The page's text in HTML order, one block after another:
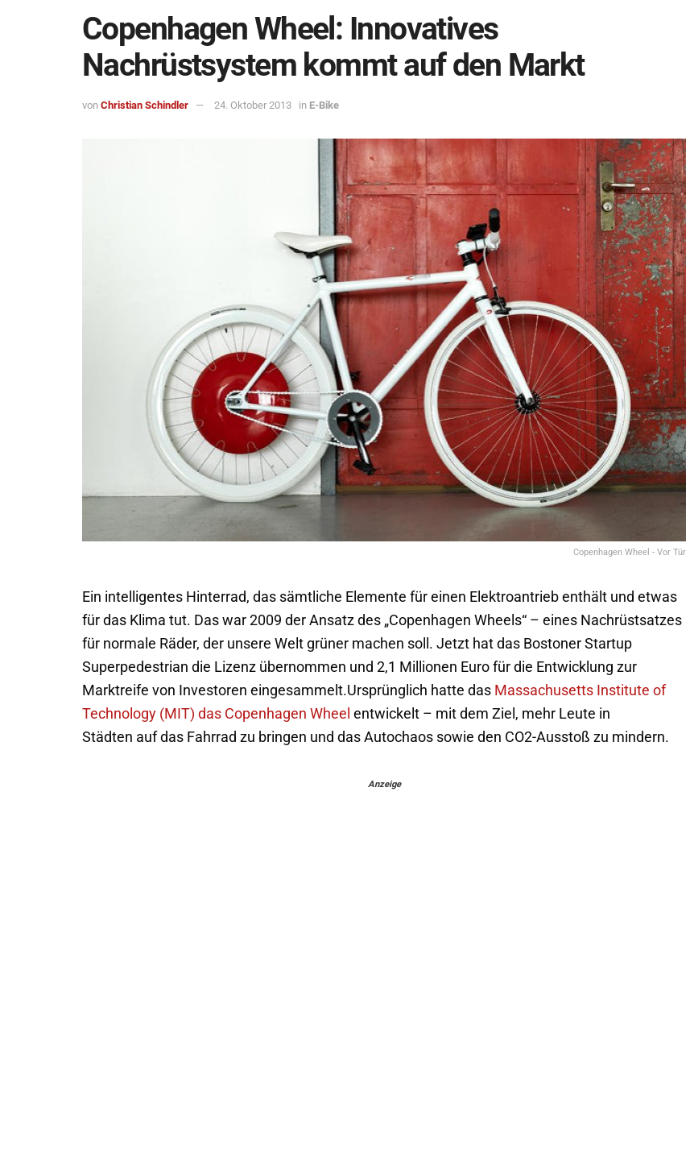
Copenhagen Wheel: Innovatives
Nachrüstsystem kommt auf den Markt
von Christian Schindler 24. Oktober 2013 in E-Bike
Copenhagen Wheel - Vor Tür
Ein intelligentes Hinterrad, das sämtliche Elemente für einen Elektroantrieb enthält und etwas
für das Klima tut. Das war 2009 der Ansatz des „Copenhagen Wheels“ – eines Nachrüstsatzes
für normale Räder, der unsere Welt grüner machen soll. Jetzt hat das Bostoner Startup
Superpedestrian die Lizenz übernommen und 2,1 Millionen Euro für die Entwicklung zur
Marktreife von Investoren eingesammelt.Ursprünglich hatte das Massachusetts Institute of
Technology (MIT) das Copenhagen Wheel entwickelt – mit dem Ziel, mehr Leute in
Städten auf das Fahrrad zu bringen und das Autochaos sowie den CO2-Ausstoß zu mindern.
Anzeige